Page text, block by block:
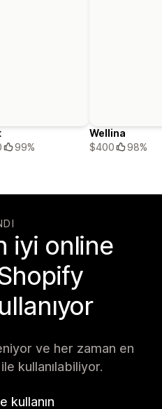
99%
Wellina
$400
98%
iyi online
ve her zaman en
kullanılabiliyor.
kullanın